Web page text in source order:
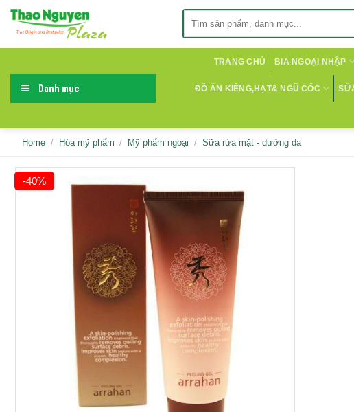
Skip
Danh mục
TRANG CHỦ BIA NGOẠI NHẬP
ĐỒ ĂN KIÊNG,HẠT& NGŨ CỐC
Home / Hóa mỹ phẩm / Mỹ phẩm ngoại / Sữa rửa mặt - dưỡng da
-40%